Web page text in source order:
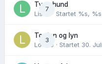
7
Tynn hund
Lisen
· Startet %s, %s
3
Torden og lyn
Lovise · Startet 30. Juli